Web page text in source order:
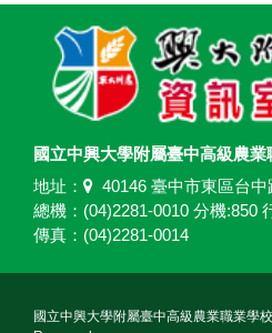
國立中興大學附屬臺中高級農
地址：
40146 臺中市東區台中
總機：(04)2281-0010 分機:850
傳真：(04)2281-0014
國立中興大學附屬臺中高級農業職業學